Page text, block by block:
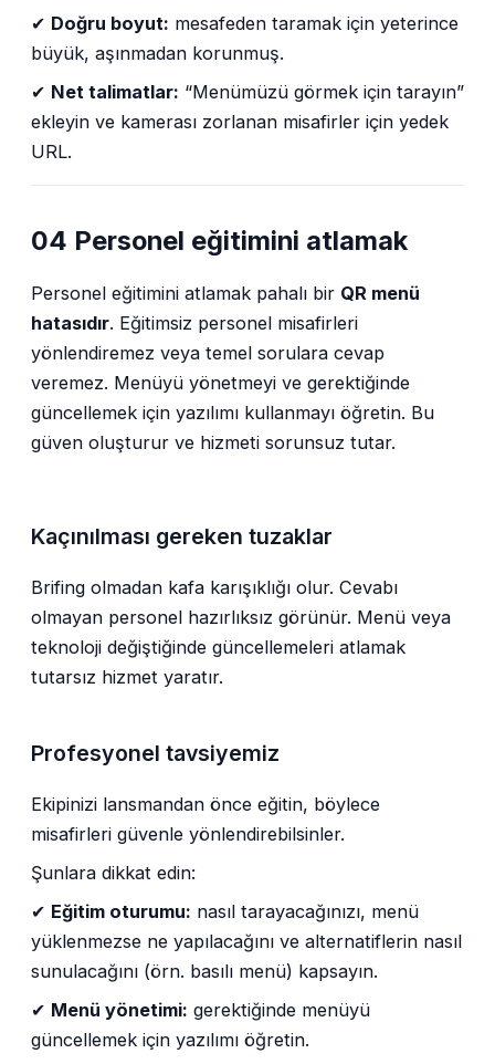
✔ Doğru boyut: mesafeden taramak için yeterince
büyük, aşınmadan korunmuş.
✔ Net talimatlar: “Menümüzü görmek için tarayın”
ekleyin ve kamerası zorlanan misafirler için yedek
URL.
04 Personel eğitimini atlamak
Personel eğitimini atlamak pahalı bir QR menü
hatasıdır. Eğitimsiz personel misafirleri
yönlendiremez veya temel sorulara cevap
veremez. Menüyü yönetmeyi ve gerektiğinde
güncellemek için yazılımı kullanmayı öğretin. Bu
güven oluşturur ve hizmeti sorunsuz tutar.
Kaçınılması gereken tuzaklar
Brifing olmadan kafa karışıklığı olur. Cevabı
olmayan personel hazırlıksız görünür. Menü veya
teknoloji değiştiğinde güncellemeleri atlamak
tutarsız hizmet yaratır.
Profesyonel tavsiyemiz
Ekipinizi lansmandan önce eğitin, böylece
misafirleri güvenle yönlendirebilsinler.
Şunlara dikkat edin:
✔ Eğitim oturumu: nasıl tarayacağınızı, menü
yüklenmezse ne yapılacağını ve alternatiflerin nasıl
sunulacağını (örn. basılı menü) kapsayın.
✔ Menü yönetimi: gerektiğinde menüyü
güncellemek için yazılımı öğretin.